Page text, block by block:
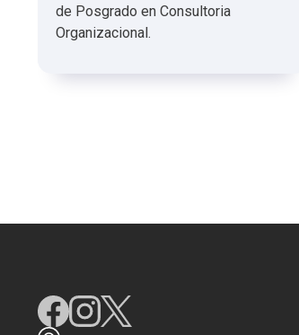
de Posgrado en Consultoria
Organizacional.